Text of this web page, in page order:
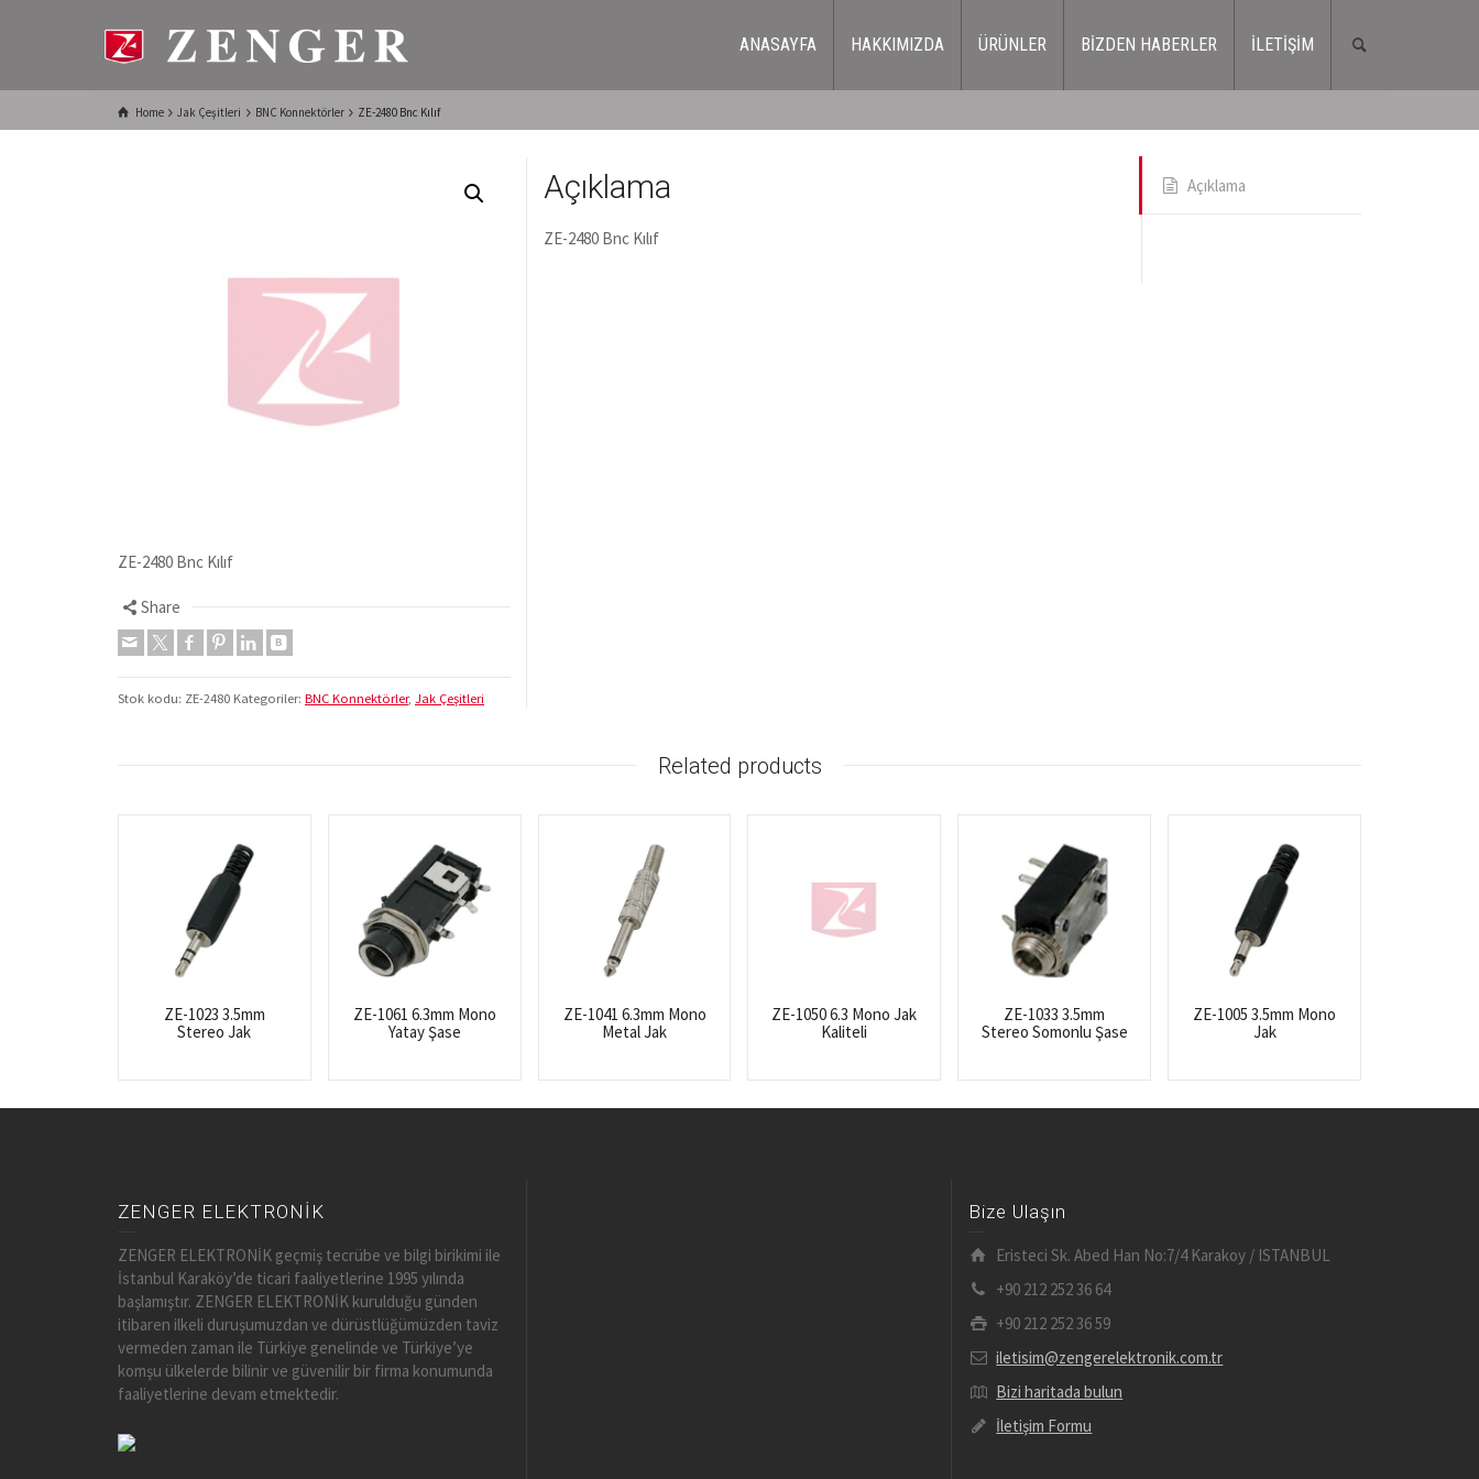
ANASAYFA HAKKIMIZDA ÜRÜNLER BİZDEN HABERLER İLETİŞİM
Home Jak Çeşitleri BNC Konnektörler ZE-2480 Bnc Kılıf
ZE-2480 Bnc Kılıf
Share
Stok kodu: ZE-2480 Kategoriler: BNC Konnektörler, Jak Çeşitleri
Açıklama
Açıklama
ZE-2480 Bnc Kılıf
Related products
ZE-1023 3.5mm
Stereo Jak
ZE-1061 6.3mm Mono
Yatay Şase
ZE-1041 6.3mm Mono
Metal Jak
ZE-1050 6.3 Mono Jak
Kaliteli
ZE-1033 3.5mm
Stereo Somonlu Şase
ZE-1005 3.5mm Mono
Jak
ZENGER ELEKTRONİK
ZENGER ELEKTRONİK geçmiş tecrübe ve bilgi birikimi ile
İstanbul Karaköy’de ticari faaliyetlerine 1995 yılında
başlamıştır. ZENGER ELEKTRONİK kurulduğu günden
itibaren ilkeli duruşumuzdan ve dürüstlüğümüzden taviz
vermeden zaman ile Türkiye genelinde ve Türkiye’ye
komşu ülkelerde bilinir ve güvenilir bir firma konumunda
faaliyetlerine devam etmektedir.
Bize Ulaşın
Eristeci Sk. Abed Han No:7/4 Karakoy / ISTANBUL
+90 212 252 36 64
+90 212 252 36 59
iletisim@zengerelektronik.com.tr
Bizi haritada bulun
İletişim Formu